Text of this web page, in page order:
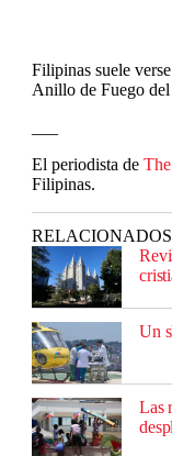
Filipinas suele
Anillo de Fuego del
El periodista de
Filipinas.
RELACIONADOS
Un
Las